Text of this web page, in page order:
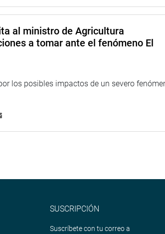
y Ecología
al ministro de Agricultura
a tomar ante el fenómeno El
los posibles impactos de un severo
SUSCRIPCIÓN
Suscríbete con tu correo a